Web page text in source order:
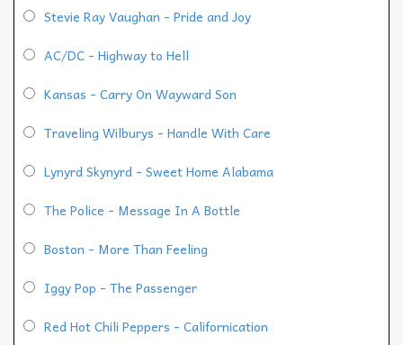
Stevie Ray Vaughan - Pride and Joy
AC/DC - Highway to Hell
Kansas - Carry On Wayward Son
Traveling Wilburys - Handle With Care
Lynyrd Skynyrd - Sweet Home Alabama
The Police - Message In A Bottle
Boston - More Than Feeling
Iggy Pop - The Passenger
Red Hot Chili Peppers - Californication